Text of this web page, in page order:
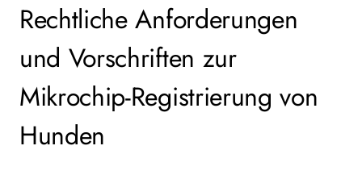
Rechtliche Anforderungen
und Vorschriften zur
Mikrochip-Registrierung von
Hunden